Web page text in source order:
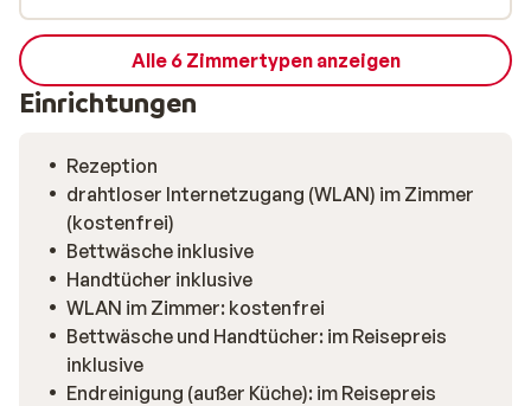
Alle 6 Zimmertypen anzeigen
Einrichtungen
Rezeption
drahtloser Internetzugang (WLAN) im Zimmer
(kostenfrei)
Bettwäsche inklusive
Handtücher inklusive
WLAN im Zimmer: kostenfrei
Bettwäsche und Handtücher: im Reisepreis
inklusive
Endreinigung (außer Küche): im Reisepreis